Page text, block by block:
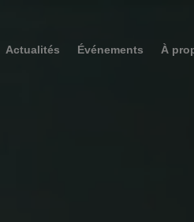
Actualités Événements À